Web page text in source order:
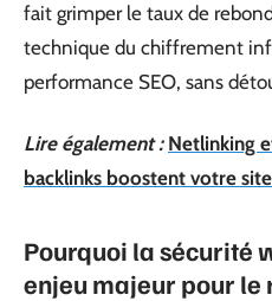
fait grimper le taux de
technique du chiffrement
performance SEO, sans
Lire également : Netlinking
backlinks boostent votre
Pourquoi la sécurité
enjeu majeur pour le